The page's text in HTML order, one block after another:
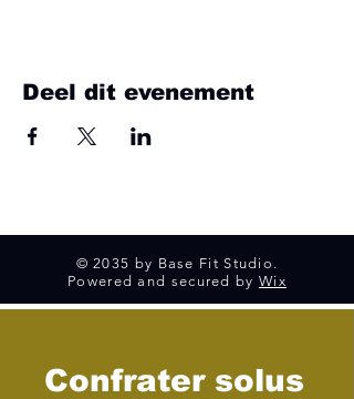
Deel dit evenement
© 2035 by Base Fit Studio.
Powered and secured by Wix
Confrater solus